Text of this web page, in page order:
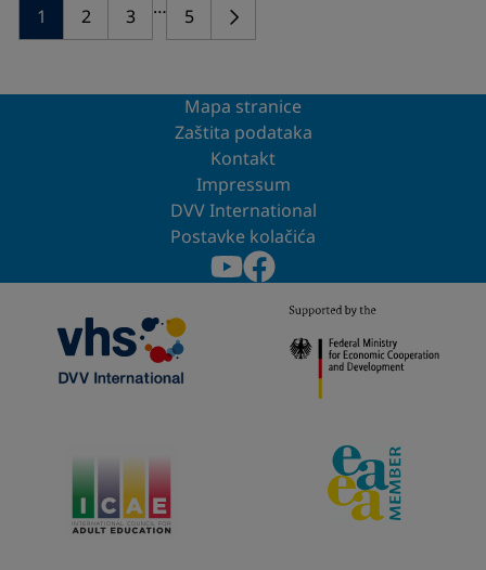
1
2 3 … 5
Mapa stranice
Zaštita podataka
Kontakt
Impressum
DVV International
Postavke kolačića